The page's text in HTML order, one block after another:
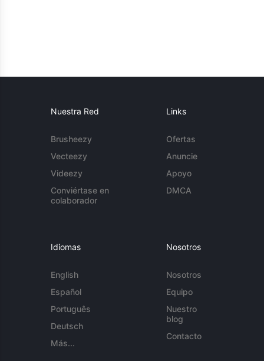
Nuestra Red
Brusheezy
Vecteezy
Videezy
Conviértase en
colaborador
Links
Ofertas
Anuncie
Apoyo
DMCA
Idiomas
English
Español
Português
Deutsch
Más...
Nosotros
Nosotros
Equipo
Nuestro
blog
Contacto